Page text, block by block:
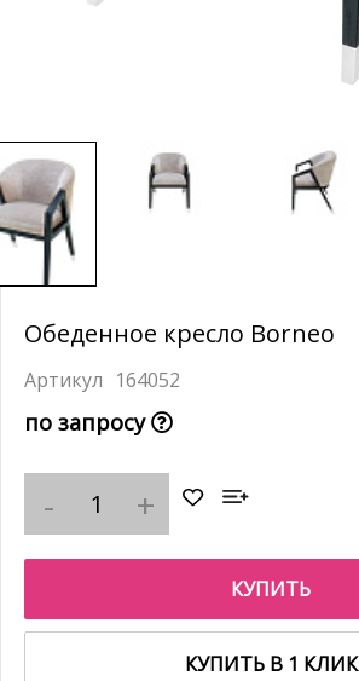
Обеденное кресло Borneo
164052
по запросу
КУПИТЬ
КУПИТЬ В 1 КЛИК